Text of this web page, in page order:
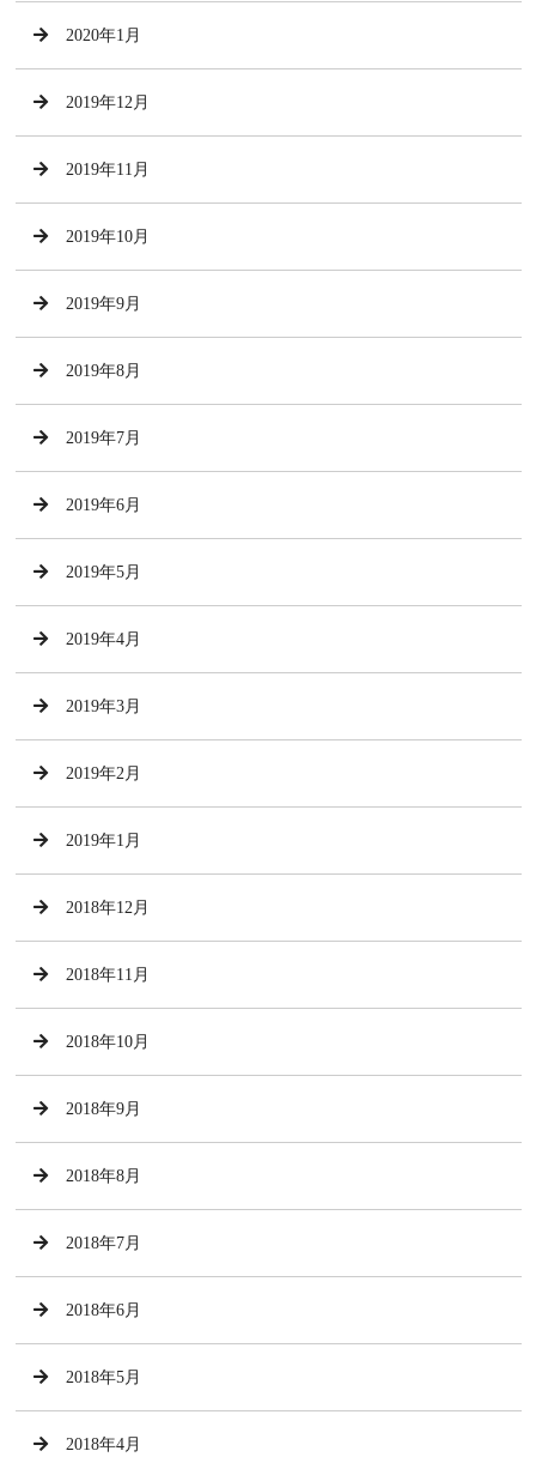
2020年1月
2019年12月
2019年11月
2019年10月
2019年9月
2019年8月
2019年7月
2019年6月
2019年5月
2019年4月
2019年3月
2019年2月
2019年1月
2018年12月
2018年11月
2018年10月
2018年9月
2018年8月
2018年7月
2018年6月
2018年5月
2018年4月